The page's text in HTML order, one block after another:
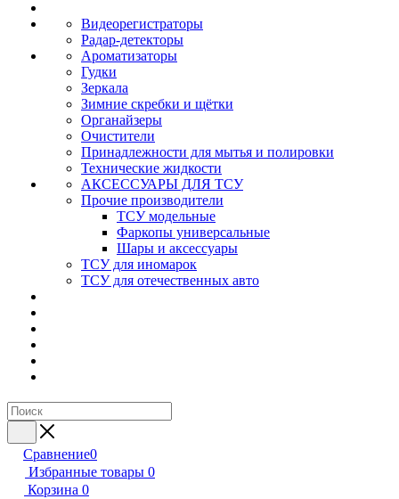
Видеорегистраторы
Радар-детекторы
Ароматизаторы
Гудки
Зеркала
Зимние скребки и щётки
Органайзеры
Очистители
Принадлежности для мытья и полировки
Технические жидкости
АКСЕССУАРЫ ДЛЯ ТСУ
Прочие производители
ТСУ модельные
Фаркопы универсальные
Шары и аксессуары
ТСУ для иномарок
ТСУ для отечественных авто
Сравнение0
Избранные товары 0
Корзина 0